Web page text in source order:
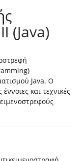
(Java)
Java. Ο
και τεχνικές